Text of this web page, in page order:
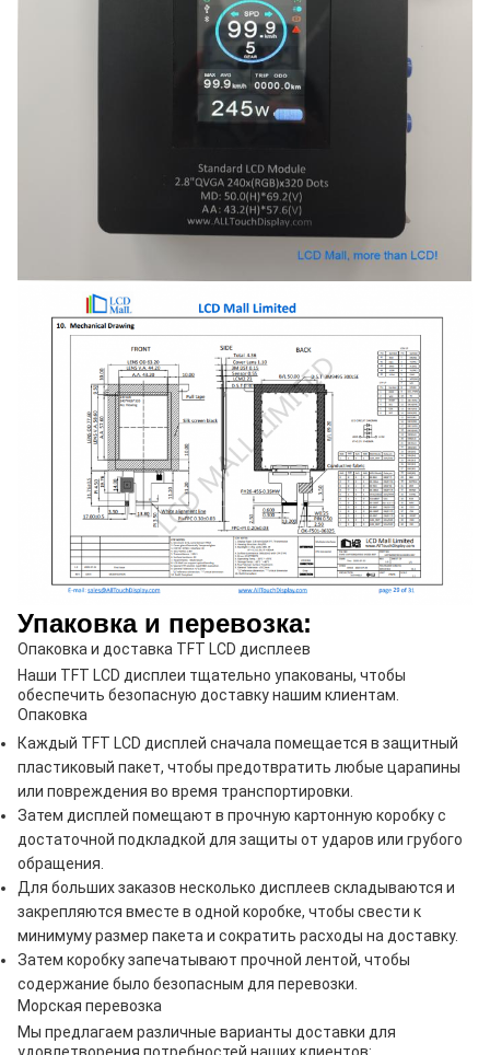
Упаковка и перевозка:
Опаковка и доставка TFT LCD дисплеев
Наши TFT LCD дисплеи тщательно упакованы, чтобы
обеспечить безопасную доставку нашим клиентам.
Опаковка
Каждый TFT LCD дисплей сначала помещается в защитный
пластиковый пакет, чтобы предотвратить любые царапины
или повреждения во время транспортировки.
Затем дисплей помещают в прочную картонную коробку с
достаточной подкладкой для защиты от ударов или грубого
обращения.
Для больших заказов несколько дисплеев складываются и
закрепляются вместе в одной коробке, чтобы свести к
минимуму размер пакета и сократить расходы на доставку.
Затем коробку запечатывают прочной лентой, чтобы
содержание было безопасным для перевозки.
Морская перевозка
Мы предлагаем различные варианты доставки для